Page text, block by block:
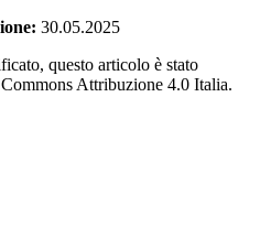
30.05.2025
questo articolo è stato
Attribuzione 4.0 Italia.